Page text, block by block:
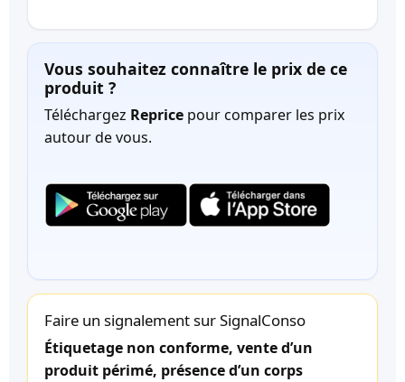
Vous souhaitez connaître le prix de ce
produit ?
Téléchargez Reprice pour comparer les prix
autour de vous.
Faire un signalement sur SignalConso
Étiquetage non conforme, vente d’un
produit périmé, présence d’un corps